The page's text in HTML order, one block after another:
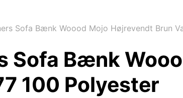
Sofa Bænk Woood Mojo Højrevendt Brun
Sofa Bænk
100 Polyester